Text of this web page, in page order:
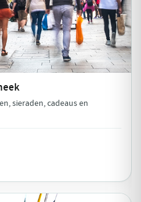
sieraden, cadeaus en